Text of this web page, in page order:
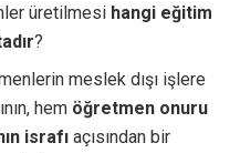
üretilmesi hangi eğitim
?
meslek dışı işlere
hem öğretmen onuru
israfıaçısından bir